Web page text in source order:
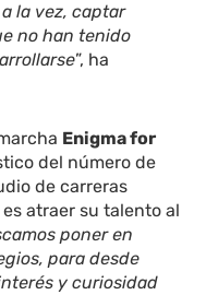
la vez, captar
no han tenido
”, ha
Enigma for
del número de
de carreras
atraer su talento al
poner en
para desde
y curiosidad